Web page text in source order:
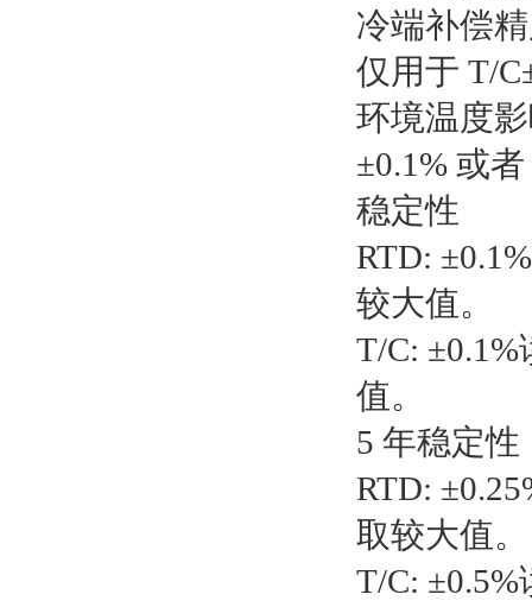
冷端补偿
仅用于 T/
环境温度
±0.1% 或
稳定性
RTD:
较大值。
T/C: ±0.1%
值。
5 年稳定性
RTD:
取较大值。
T/C: ±0.5%